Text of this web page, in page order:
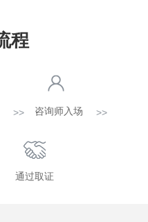
程
>> 咨询师入场 >>
通过取证